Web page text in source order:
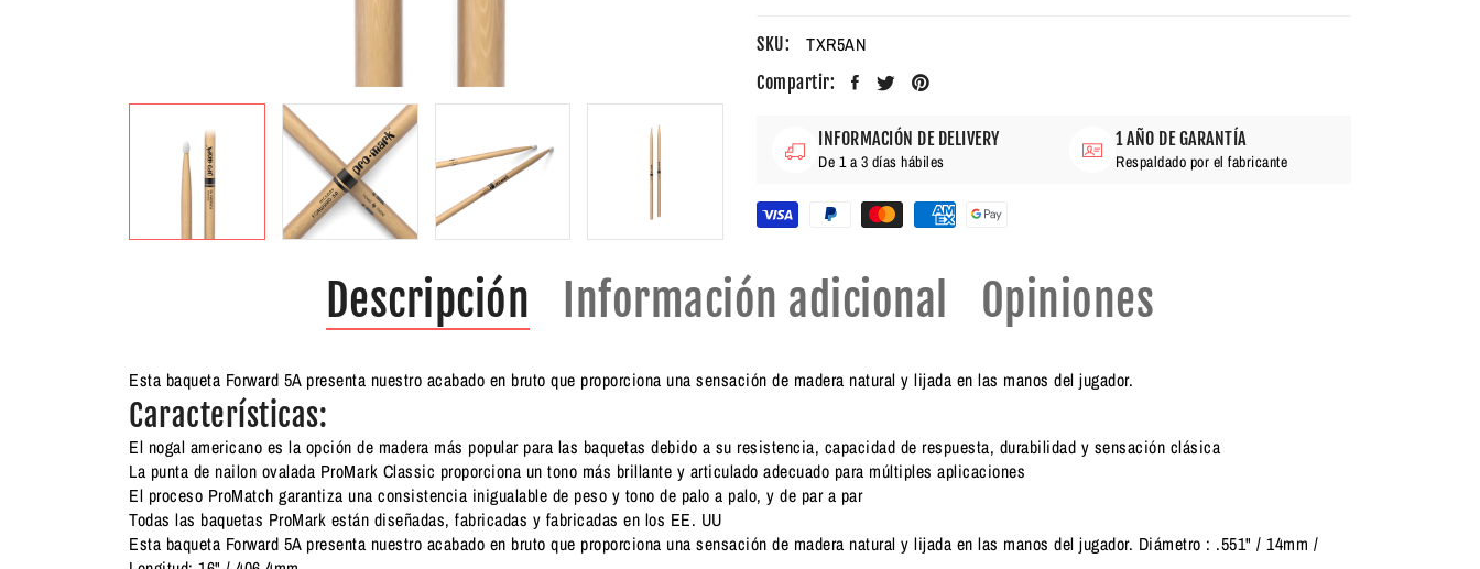
SKU: TXR5AN
Compartir:
INFORMACIÓN DE DELIVERY
De 1 a 3 días hábiles
1 AÑO DE GARANTÍA
Respaldado por el fabricante
Descripción Información adicional Opiniones
Esta baqueta Forward 5A presenta nuestro acabado en bruto que proporciona una sensación de madera natural y lijada en las manos del jugador.
Características:
El nogal americano es la opción de madera más popular para las baquetas debido a su resistencia, capacidad de respuesta, durabilidad y sensación clásica
La punta de nailon ovalada ProMark Classic proporciona un tono más brillante y articulado adecuado para múltiples aplicaciones
El proceso ProMatch garantiza una consistencia inigualable de peso y tono de palo a palo, y de par a par
Todas las baquetas ProMark están diseñadas, fabricadas y fabricadas en los EE. UU
Esta baqueta Forward 5A presenta nuestro acabado en bruto que proporciona una sensación de madera natural y lijada en las manos del jugador. Diámetro : .551" / 14mm /